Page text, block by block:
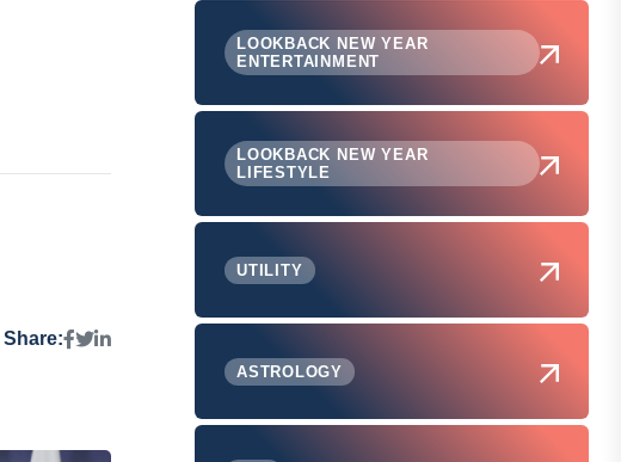
Share:
LOOKBACK NEW YEAR
ENTERTAINMENT
LOOKBACK NEW YEAR
LIFESTYLE
UTILITY
ASTROLOGY